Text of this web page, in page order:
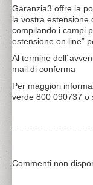
Garanzia3 offre la
la vostra estensione
compilando i campi
estensione on line”
Al termine
mail di conferma
Per maggiori
verde 800 090737 o
Commenti non